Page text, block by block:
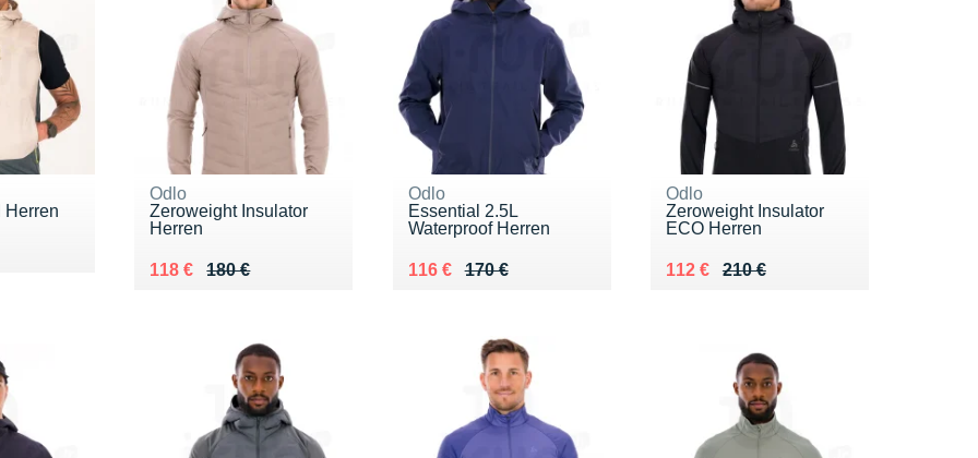
Herren
€
Odlo
Zeroweight Insulator
Herren
180 €
Au lieu de 180 €
118 €
Vendu 118 €
Odlo
Essential 2.5L
Waterproof Herren
170 €
Au lieu de 170 €
116 €
Vendu 116 €
Odlo
Zeroweight Insulator
ECO Herren
210 €
Au lieu de 210 €
112 €
Vendu 112 €